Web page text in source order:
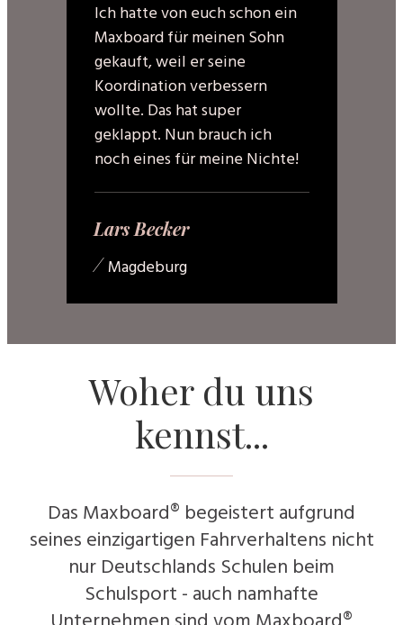
Ich hatte von euch schon ein
Maxboard für meinen Sohn
gekauft, weil er seine
Koordination verbessern
wollte. Das hat super
geklappt. Nun brauch ich
noch eines für meine Nichte!
Lars Becker
/Magdeburg
Woher du uns
kennst...
Das Maxboard® begeistert aufgrund
seines einzigartigen Fahrverhaltens nicht
nur Deutschlands Schulen beim
Schulsport - auch namhafte